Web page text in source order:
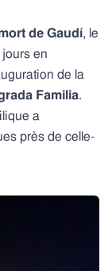
de Gaudí, le
jours en
de la
Familia.
a
près de celle-